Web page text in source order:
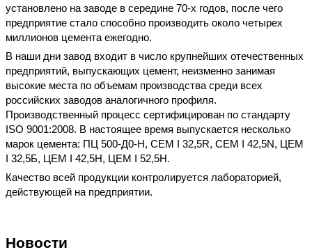
установлено на заводе в середине 70-х годов, после чего
предприятие стало способно производить около четырех
миллионов цемента ежегодно.
В наши дни завод входит в число крупнейших отечественных
предприятий, выпускающих цемент, неизменно занимая
высокие места по объемам производства среди всех
российских заводов аналогичного профиля.
Производственный процесс сертифицирован по стандарту
ISO 9001:2008. В настоящее время выпускается несколько
марок цемента: ПЦ 500-Д0-Н, CEM I 32,5R, CEM I 42,5N, ЦЕМ
I 32,5Б, ЦЕМ I 42,5Н, ЦЕМ I 52,5Н.
Качество всей продукции контролируется лабораторией,
действующей на предприятии.
Новости